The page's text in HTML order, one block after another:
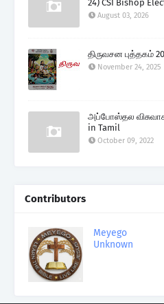
24) CSI Bishop
August 03, 2026
திருவசன புத்தகம்
November 24, 2025
அப்போஸ்தல
in Tamil
October 09, 2022
Contributors
Meyego
Unknown